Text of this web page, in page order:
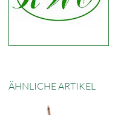
ÄHNLICHE ARTIKEL